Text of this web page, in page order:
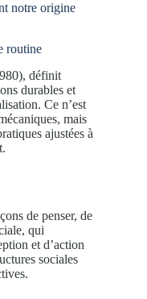
notre origine
routine
définit
durables et
Ce n’est
mais
ajustées à
de penser, de
qui
et d’action
sociales